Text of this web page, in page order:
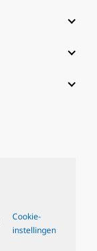
Cookie-
instellingen